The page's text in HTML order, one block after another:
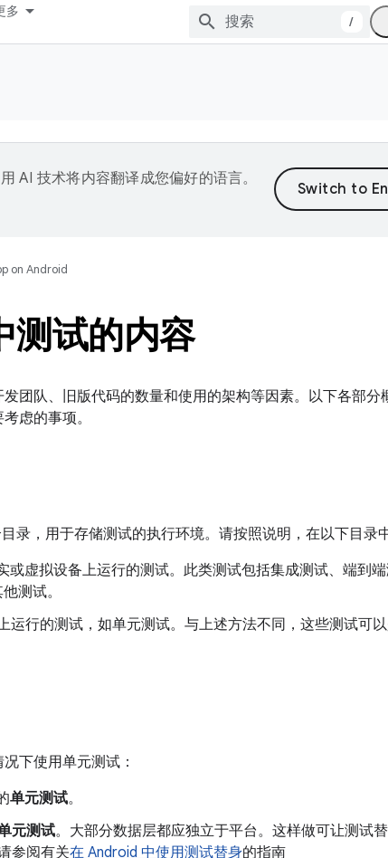
多
/
AI 技术将内容翻译成您偏好的语言。
on Android
测试的内容
团队、旧版代码的数量和使用的架构等因素。以下各部分
虑的事项。
录，用于存储测试的执行环境。请按照说明，在以下目录
或虚拟设备上运行的测试。此类测试包括集成测试、端到
测试。
运行的测试，如单元测试。与上述方法不同，这些测试可
下使用单元测试：
单元测试。
元测试。大部分数据层都应独立于平台。这样做可让测试
参阅有关在 Android 中使用测试替身的指南